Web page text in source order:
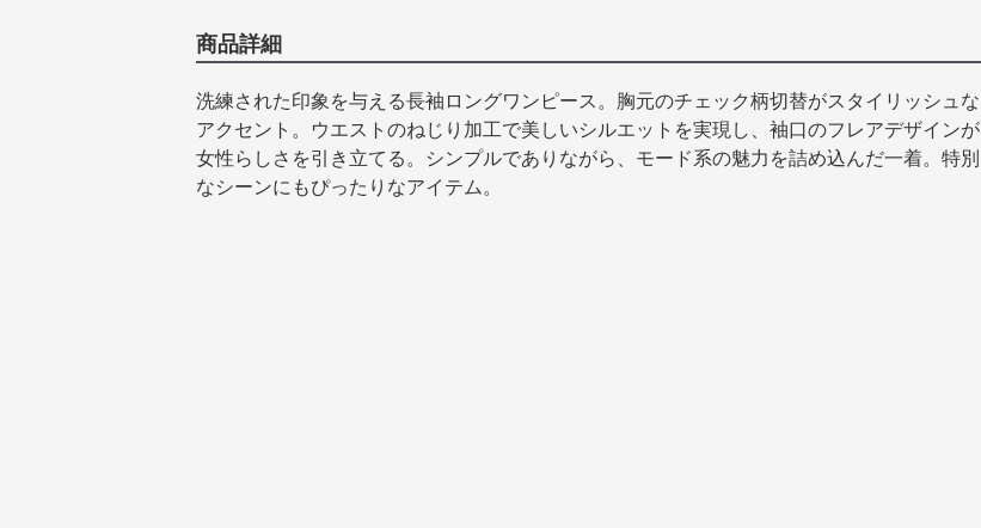
商品詳細
洗練された印象を与える長袖ロングワンピース。胸元のチェック柄切替がスタイリッシュな
アクセント。ウエストのねじり加工で美しいシルエットを実現し、袖口のフレアデザインが
女性らしさを引き立てる。シンプルでありながら、モード系の魅力を詰め込んだ一着。特別
なシーンにもぴったりなアイテム。